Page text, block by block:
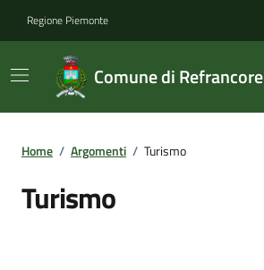
Regione Piemonte
Comune di Refrancore
Home / Argomenti / Turismo
Turismo